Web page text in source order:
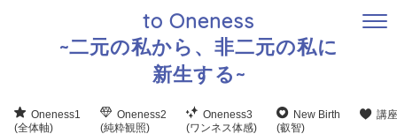
to Oneness
~二元の私から、非二元の私に
新生する~
Oneness1
(全体軸)
Oneness2
(純粋観照)
Oneness3
(ワンネス体感)
New Birth
(叡智)
講